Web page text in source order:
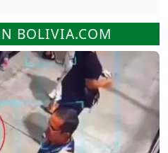
BOLIVIA.COM